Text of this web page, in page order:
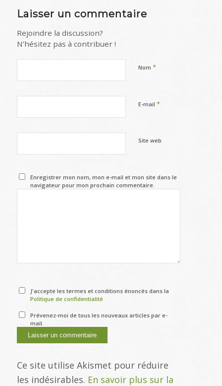
Laisser un commentaire
Rejoindre la discussion?
N’hésitez pas à contribuer !
Nom *
E-mail *
Site web
Enregistrer mon nom, mon e-mail et mon site dans le
navigateur pour mon prochain commentaire.
J'accepte les termes et conditions énoncés dans la
Politique de confidentialité
Prévenez-moi de tous les nouveaux articles par e-
mail.
Ce site utilise Akismet pour réduire
les indésirables. En savoir plus sur la